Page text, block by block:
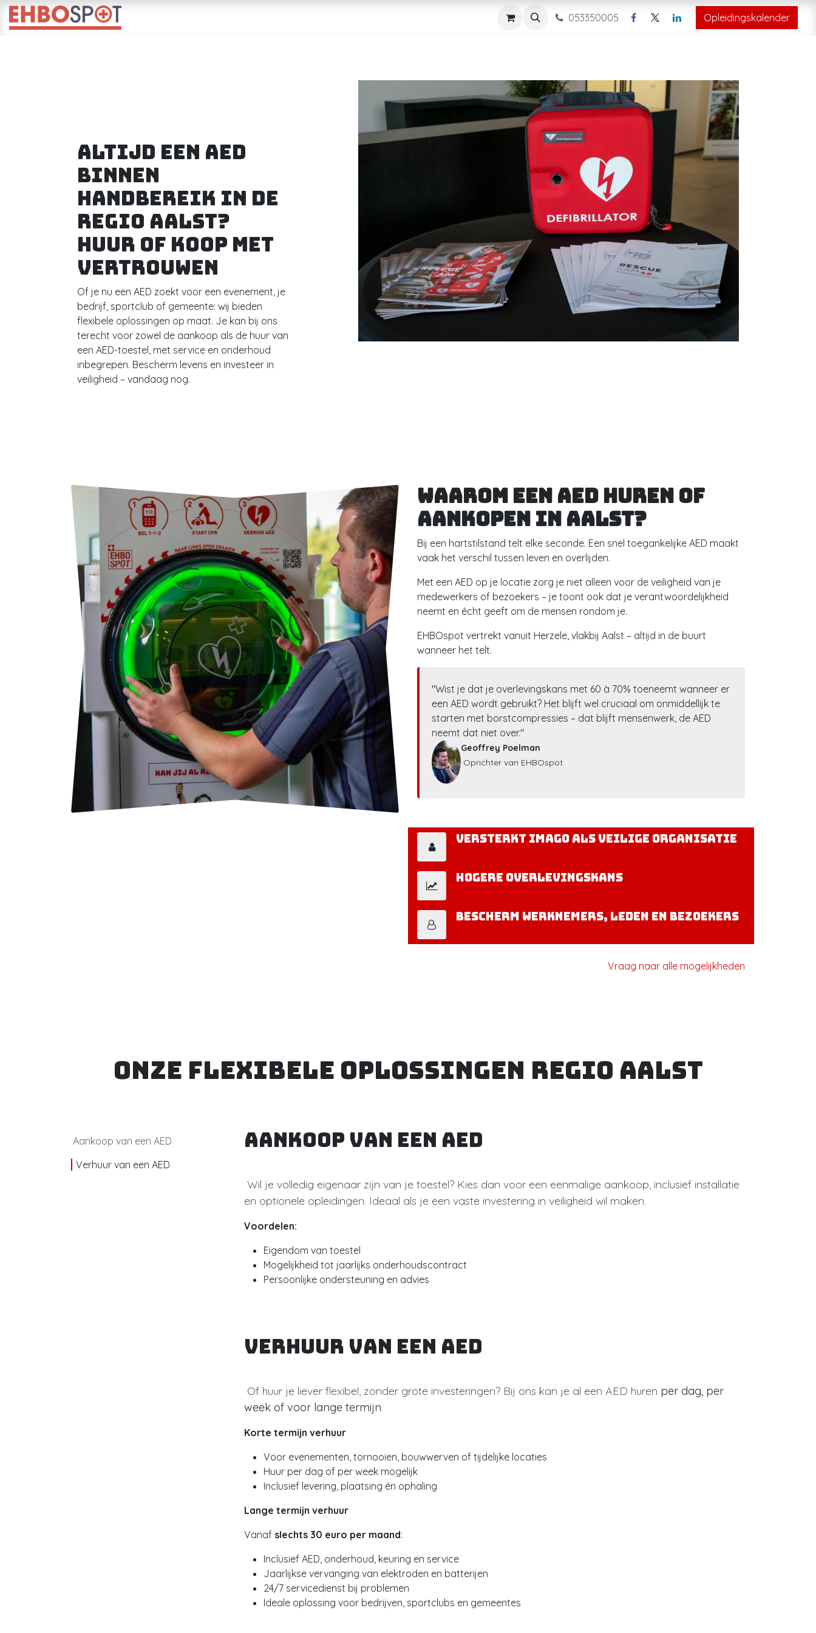
Overslaan naar inhoud
Shop 053350005 Opleidingskalender
Altijd een AED
binnen
handbereik in de
regio Aalst?
Huur of koop met
vertrouwen
Of je nu een AED zoekt voor een evenement, je
bedrijf, sportclub of gemeente: wij bieden
flexibele oplossingen op maat. Je kan bij ons
terecht voor zowel de aankoop als de huur van
een AED-toestel, met service en onderhoud
inbegrepen. Bescherm levens en investeer in
veiligheid – vandaag nog.
Waarom een AED huren of
aankopen in Aalst?
Bij een hartstilstand telt elke seconde. Een snel toegankelijke AED maakt
vaak het verschil tussen leven en overlijden.
Met een AED op je locatie zorg je niet alleen voor de veiligheid van je
medewerkers of bezoekers – je toont ook dat je verantwoordelijkheid
neemt en écht geeft om de mensen rondom je.
EHBOspot vertrekt vanuit Herzele, vlakbij Aalst – altijd in de buurt
wanneer het telt.
"Wist je dat je overlevingskans met 60 à 70% toeneemt wanneer er
een AED wordt gebruikt? Het blijft wel cruciaal om onmiddellijk te
starten met borstcompressies – dat blijft mensenwerk, de AED
neemt dat niet over."
Geoffrey Poelman
Oprichter van EHBOspot
Versterkt imago als veilige organisatie
Hogere overlevingskans
Bescherm werknemers, leden en bezoekers
Vraag naar alle mogelijkheden
Onze flexibele oplossingen regio Aalst
Aankoop van een AED
Verhuur van een AED
Aankoop van een AED
Wil je volledig eigenaar zijn van je toestel? Kies dan voor een eenmalige aankoop, inclusief installatie
en optionele opleidingen. Ideaal als je een vaste investering in veiligheid wil maken.
Voordelen:
Eigendom van toestel
Mogelijkheid tot jaarlijks onderhoudscontract
Persoonlijke ondersteuning en advies
Verhuur van een AED
Of huur je liever flexibel, zonder grote investeringen? Bij ons kan je al een AED huren per dag, per
week of voor lange termijn.
Korte termijn verhuur
Voor evenementen, tornooien, bouwwerven of tijdelijke locaties
Huur per dag of per week mogelijk
Inclusief levering, plaatsing én ophaling
Lange termijn verhuur
Vanaf slechts 30 euro per maand:
Inclusief AED, onderhoud, keuring en service
Jaarlijkse vervanging van elektroden en batterijen
24/7 servicedienst bij problemen
Ideale oplossing voor bedrijven, sportclubs en gemeentes